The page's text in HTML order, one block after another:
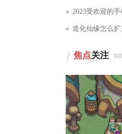
2023受欢迎的
造化仙缘怎么
焦点关注